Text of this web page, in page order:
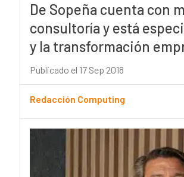
De Sopeña cuenta con
consultoría y está
y la transformación
Publicado el 17 Sep 2018
Redacción Computing